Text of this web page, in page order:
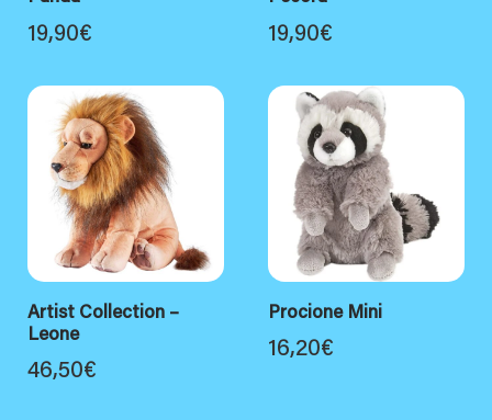
19,90€ 19,90€
Artist Collection –
Leone
46,50€
Procione Mini
16,20€